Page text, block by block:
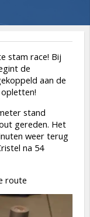
stam race! Bij
de
aan de
stand
gereden. Het
weer terug
na 54
route